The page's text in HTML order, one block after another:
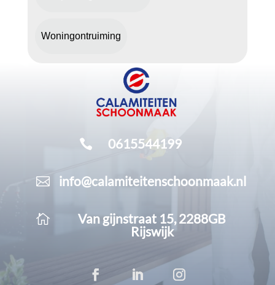
Woningontruiming
 0615544199
 info@calamiteitenschoonmaak.nl

Van gijnstraat 15, 2288GB
Rijswijk